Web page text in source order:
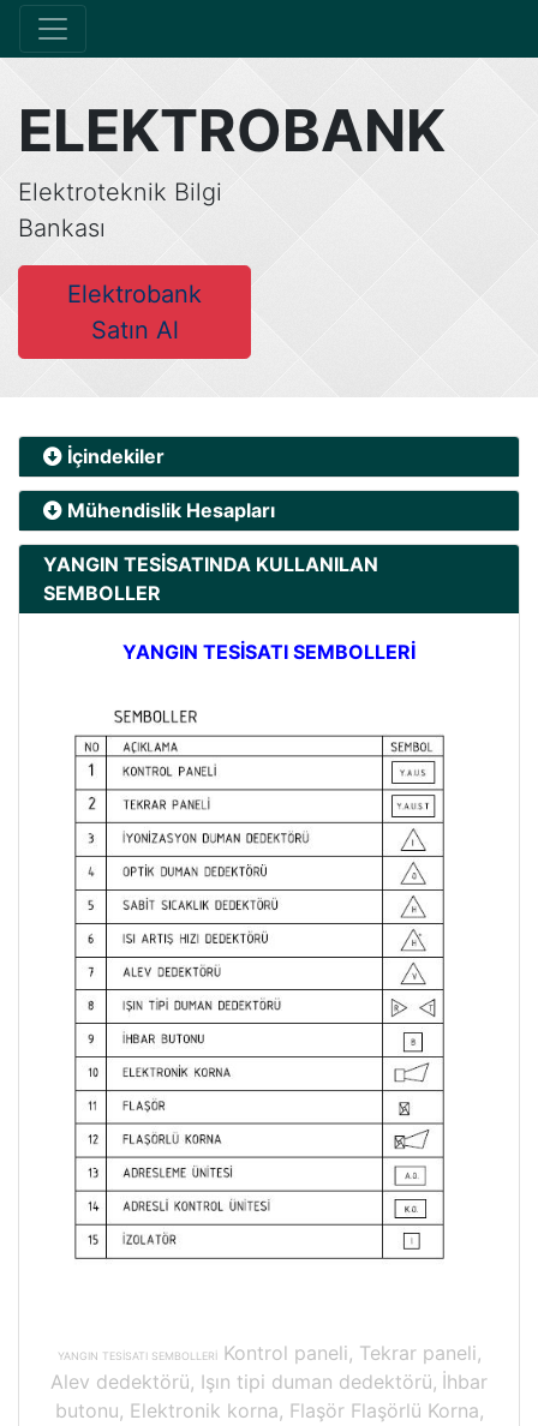
ELEKTROBANK
Elektroteknik Bilgi
Bankası
Elektrobank
Satın Al
İçindekiler
Mühendislik Hesapları
YANGIN TESİSATINDA KULLANILAN
SEMBOLLER
YANGIN TESİSATI SEMBOLLERİ
YANGIN TESİSATI SEMBOLLERİ Kontrol paneli, Tekrar paneli,
Alev dedektörü, Işın tipi duman dedektörü, İhbar
butonu, Elektronik korna, Flaşör Flaşörlü Korna,